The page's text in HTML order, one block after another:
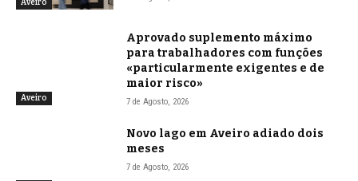
Aveiro
Aveiro
Aprovado suplemento máximo
para trabalhadores com funções
«particularmente exigentes e de
maior risco»
7 de Agosto, 2026
Novo lago em Aveiro adiado dois
meses
7 de Agosto, 2026